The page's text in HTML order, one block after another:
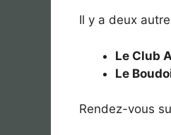
Il y a deux
Le Club
Le
Rendez-vous